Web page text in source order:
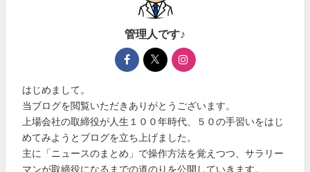
管理人です♪
はじめまして。
当ブログを閲覧いただきありがとうございます。
上場会社の取締役が人生１００年時代、５０の手習いをはじ
めてみようとブログを立ち上げました。
主に「ニュースのまとめ」で操作方法を覚えつつ、サラリー
マンが取締役になるまでの道のりを公開していきます。